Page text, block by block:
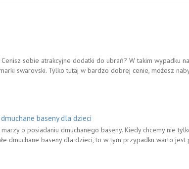
sobie atrakcyjne dodatki do ubrań? W takim wypadku
swarovski. Tylko tutaj w bardzo dobrej cenie, możesz
baseny dla dzieci
o posiadaniu dmuchanego baseny. Kiedy chcemy nie
dmuchane baseny dla dzieci, to w tym przypadku warto